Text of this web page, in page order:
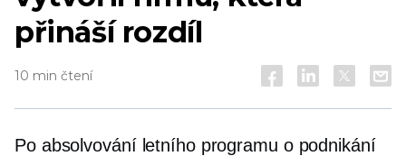
přináší rozdíl
10 min čtení
Po absolvování letního programu o podnikání